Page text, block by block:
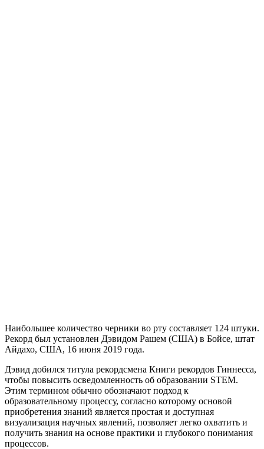
Наибольшее количество черники во рту составляет 124 штуки.
Рекорд был установлен Дэвидом Рашем (США) в Бойсе, штат
Айдахо, США, 16 июня 2019 года.
Дэвид добился титула рекордсмена Книги рекордов Гиннесса,
чтобы повысить осведомленность об образовании STEM.
Этим термином обычно обозначают подход к
образовательному процессу, согласно которому основой
приобретения знаний является простая и доступная
визуализация научных явлений, позволяет легко охватить и
получить знания на основе практики и глубокого понимания
процессов.